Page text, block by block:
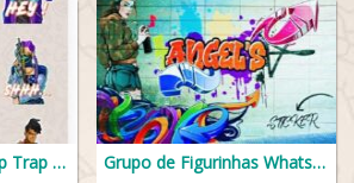
Figurinhas WhatsApp Trap Free Fire 🎮 Grupo de Figurinhas WhatsApp